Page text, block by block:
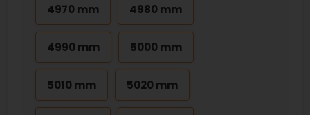
4970 mm 4980 mm
4990 mm 5000 mm
5010 mm 5020 mm